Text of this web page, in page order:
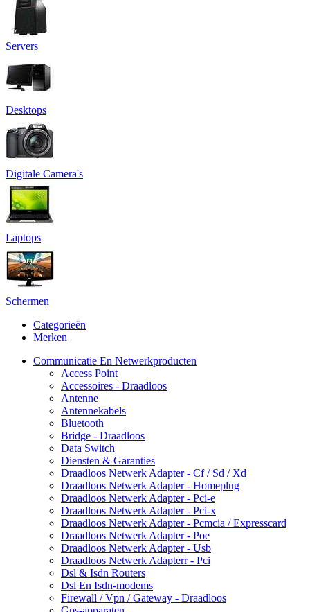
Servers
Desktops
Digitale Camera's
Laptops
Schermen
Categorieën
Merken
Communicatie En Netwerkproducten
Access Point
Accessoires - Draadloos
Antenne
Antennekabels
Bluetooth
Bridge - Draadloos
Data Switch
Diensten & Garanties
Draadloos Netwerk Adapter - Cf / Sd / Xd
Draadloos Netwerk Adapter - Homeplug
Draadloos Netwerk Adapter - Pci-e
Draadloos Netwerk Adapter - Pci-x
Draadloos Netwerk Adapter - Pcmcia / Expresscard
Draadloos Netwerk Adapter - Poe
Draadloos Netwerk Adapter - Usb
Draadloos Netwerk Adapterr - Pci
Dsl & Isdn Routers
Dsl En Isdn-modems
Firewall / Vpn / Gateway - Draadloos